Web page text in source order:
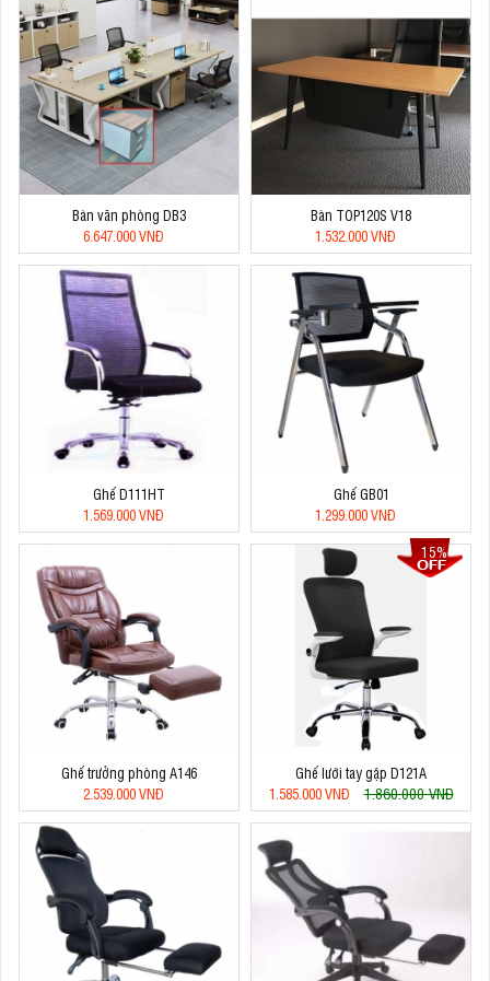
Bàn văn phòng DB3
6.647.000 VNĐ
Bàn TOP120S V18
1.532.000 VNĐ
Ghế D111HT
1.569.000 VNĐ
Ghế GB01
1.299.000 VNĐ
Ghế trưởng phòng A146
2.539.000 VNĐ
15%
Ghế lưới tay gập D121A
1.585.000 VNĐ
1.860.000 VNĐ